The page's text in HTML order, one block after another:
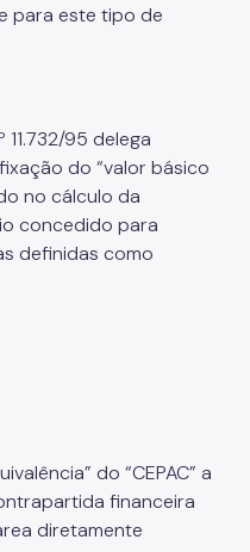
para este tipo de
11.732/95 delega
do “valor básico
no cálculo da
concedido para
definidas como
do “CEPAC” a
financeira
diretamente